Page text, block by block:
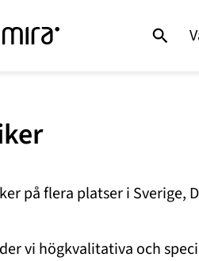
på flera platser i Sverige,
vi högkvalitativa och